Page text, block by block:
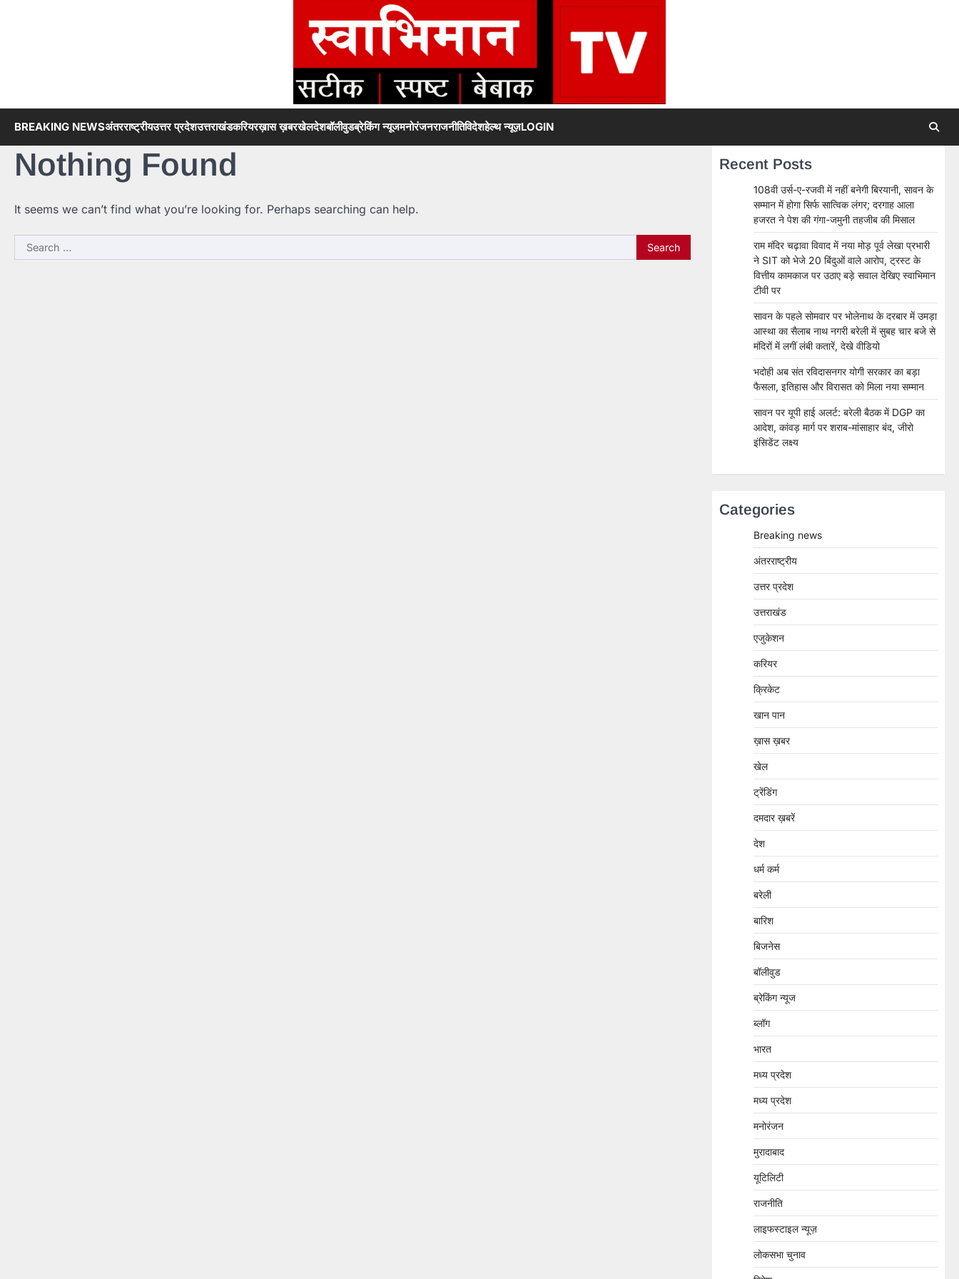
BREAKING NEWSअंतरराष्ट्रीयउत्तर प्रदेशउत्तराखंडकरियरख़ास ख़बरखेलदेशबॉलीवुडब्रेकिंग न्यूजमनोरंजनराजनीतिविदेशहेल्थ न्यूज़LOGIN
Nothing Found
It seems we can’t find what you’re looking for. Perhaps searching can help.
Search
for:
Recent Posts
108वी उर्स-ए-रजवी में नहीं बनेगी बिरयानी, सावन के
सम्मान में होगा सिर्फ सात्विक लंगर; दरगाह आला
हजरत ने पेश की गंगा-जमुनी तहजीब की मिसाल
राम मंदिर चढ़ावा विवाद में नया मोड़ पूर्व लेखा प्रभारी
ने SIT को भेजे 20 बिंदुओं वाले आरोप, ट्रस्ट के
वित्तीय कामकाज पर उठाए बड़े सवाल देखिए स्वाभिमान
टीवी पर
सावन के पहले सोमवार पर भोलेनाथ के दरबार में उमड़ा
आस्था का सैलाब नाथ नगरी बरेली में सुबह चार बजे से
मंदिरों में लगीं लंबी कतारें, देखे वीडियो
भदोही अब संत रविदासनगर योगी सरकार का बड़ा
फैसला, इतिहास और विरासत को मिला नया सम्मान
सावन पर यूपी हाई अलर्ट: बरेली बैठक में DGP का
आदेश, कांवड़ मार्ग पर शराब-मांसाहार बंद, जीरो
इंसिडेंट लक्ष्य
Categories
Breaking news
अंतरराष्ट्रीय
उत्तर प्रदेश
उत्तराखंड
एजुकेशन
करियर
क्रिकेट
खान पान
ख़ास ख़बर
खेल
ट्रेंडिंग
दमदार ख़बरें
देश
धर्म कर्म
बरेली
बारिश
बिजनेस
बॉलीवुड
ब्रेकिंग न्यूज
ब्लॉग
भारत
मध्य प्रदेश
मध्य प्रदेश
मनोरंजन
मुरादाबाद
यूटिलिटी
राजनीति
लाइफस्टाइल न्यूज़
लोकसभा चुनाव